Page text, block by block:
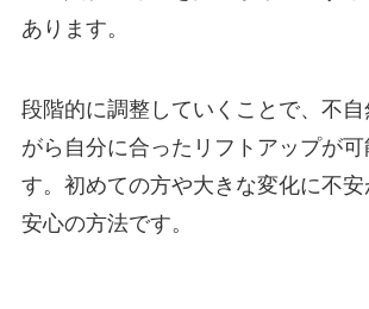
あります。
段階的に調整していくことで、不
がら自分に合ったリフトアップが可
す。初めての方や大きな変化に不安
安心の方法です。